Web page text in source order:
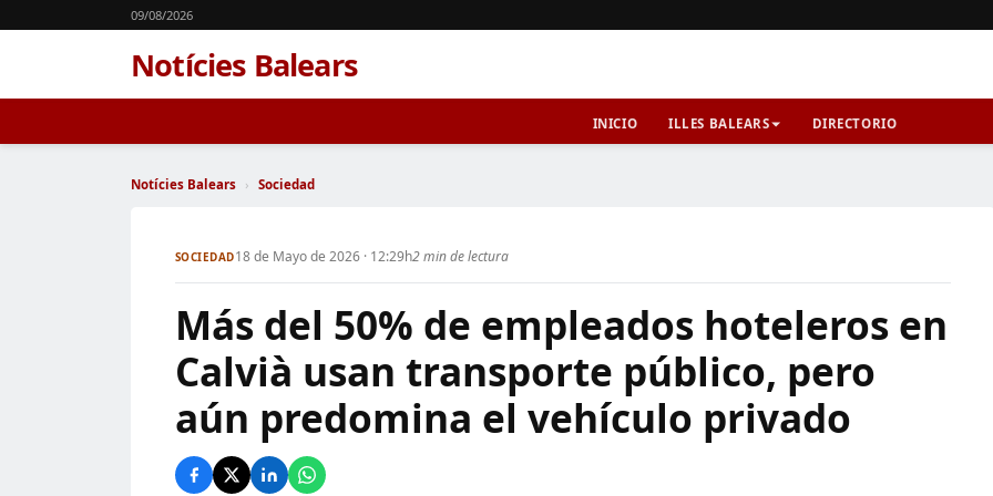
09/08/2026
Notícies Balears
INICIO ILLES BALEARS DIRECTORIO
Notícies Balears › Sociedad
SOCIEDAD18 de Mayo de 2026 · 12:29h2 min de lectura
Más del 50% de empleados hoteleros en
Calvià usan transporte público, pero
aún predomina el vehículo privado